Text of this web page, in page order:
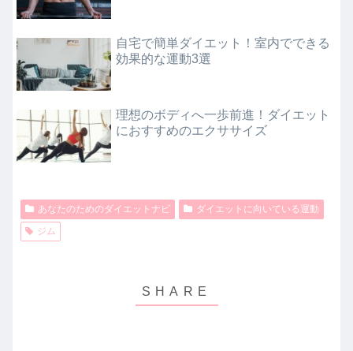
自宅で簡単ダイエット！室内でできる
効果的な運動3選
理想のボディへ一歩前進！ダイエット
におすすめのエクササイズ
あなたのためのダイエットナビ
ダイエットに向いている運動
ジム